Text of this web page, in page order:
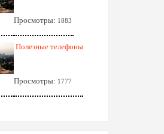
Просмотры: 1883
Полезные телефоны
Просмотры: 1777